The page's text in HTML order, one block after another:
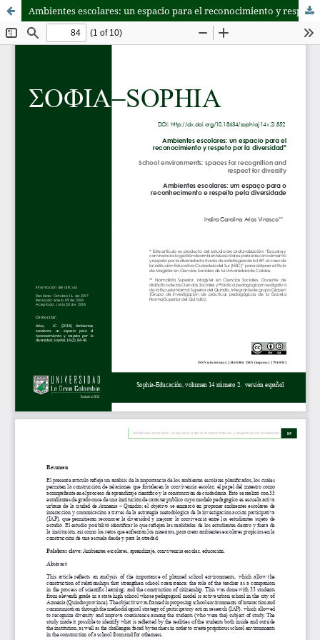
Ambientes escolares: un espacio para el reconocimiento y respeto por la diversidad